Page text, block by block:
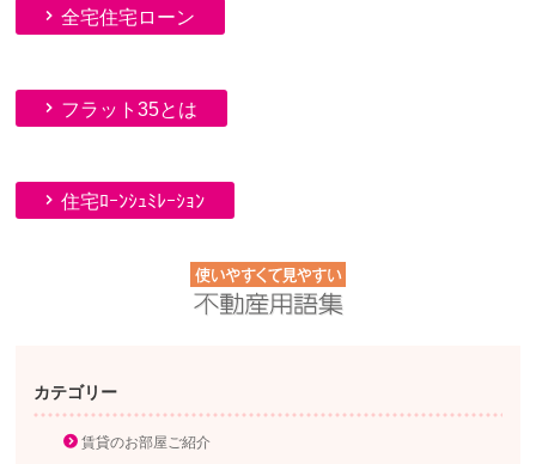
全宅住宅ローン
フラット35とは
住宅ﾛｰﾝｼｭﾐﾚｰｼｮﾝ
カテゴリー
賃貸のお部屋ご紹介